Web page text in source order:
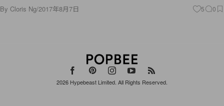
By Cloris Ng/2017年8月7日 5 0
2026 Hypebeast Limited . All Rights Reserved.